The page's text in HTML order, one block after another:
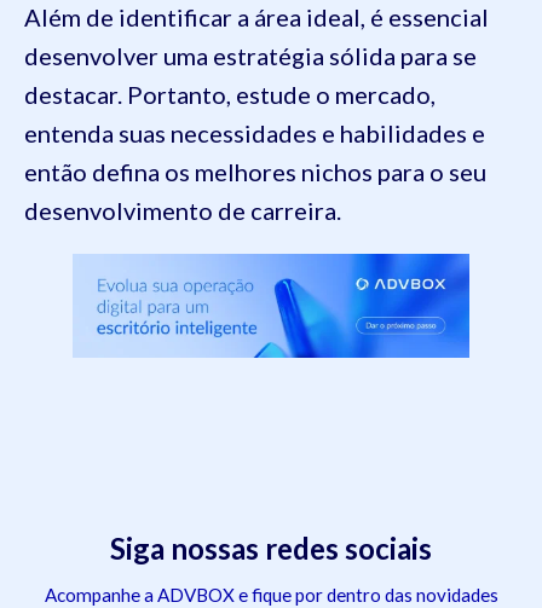
Além de identificar a área ideal, é essencial
desenvolver uma estratégia sólida para se
destacar. Portanto, estude o mercado,
entenda suas necessidades e habilidades e
então defina os melhores nichos para o seu
desenvolvimento de carreira.
Siga nossas redes sociais
Acompanhe a ADVBOX e fique por dentro das novidades